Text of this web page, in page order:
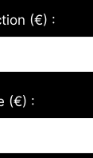
(€) :
(€) :